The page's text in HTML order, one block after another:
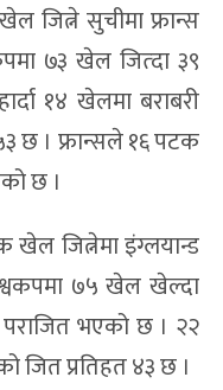
जित्ने सुचीमा फ्रान्स
७३ खेल जित्दा ३९
१४ खेलमा बराबरी
छ । फ्रान्सले १६ पटक
छ ।
खेल जित्नेमा इंग्लयान्ड
७५ खेल खेल्दा
भएको छ । २२
जित प्रतिहत ४३ छ ।